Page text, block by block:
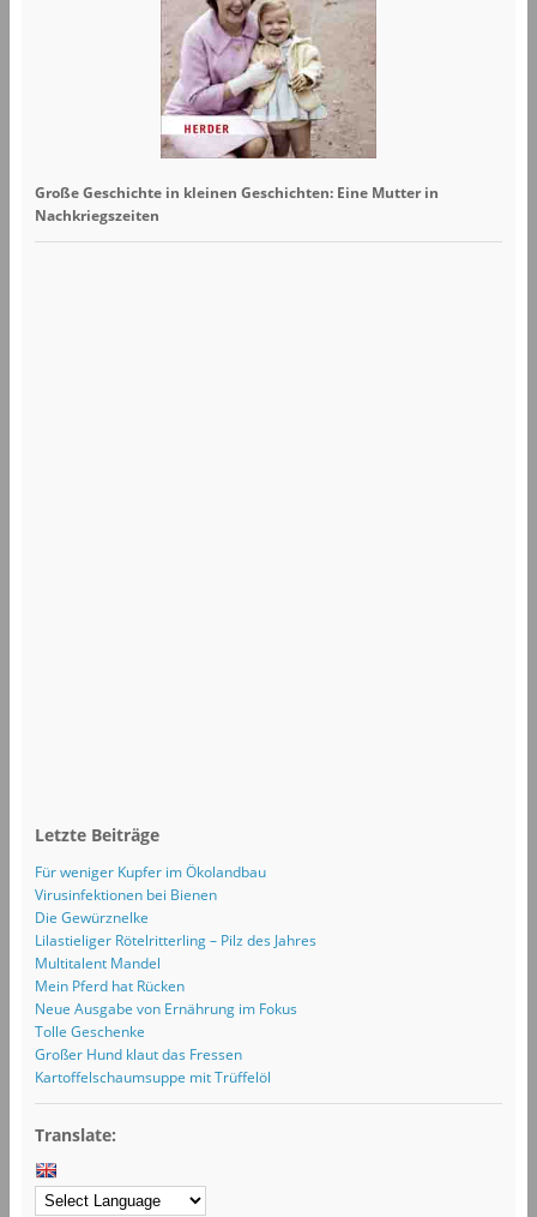
Große Geschichte in kleinen Geschichten: Eine Mutter in
Nachkriegszeiten
Letzte Beiträge
Für weniger Kupfer im Ökolandbau
Virusinfektionen bei Bienen
Die Gewürznelke
Lilastieliger Rötelritterling – Pilz des Jahres
Multitalent Mandel
Mein Pferd hat Rücken
Neue Ausgabe von Ernährung im Fokus
Tolle Geschenke
Großer Hund klaut das Fressen
Kartoffelschaumsuppe mit Trüffelöl
Translate: